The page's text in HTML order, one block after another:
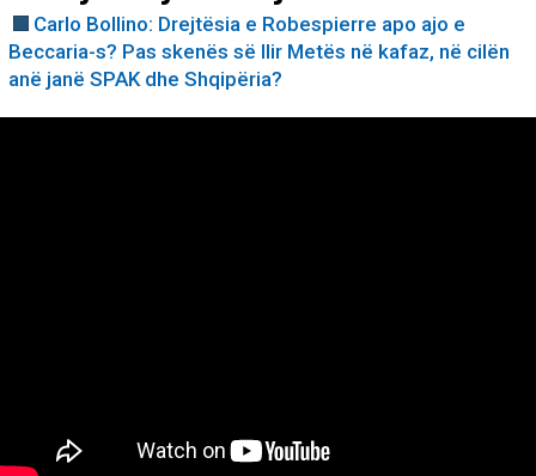
Carlo Bollino: Drejtësia e Robespierre apo ajo e
Beccaria-s? Pas skenës së Ilir Metës në kafaz, në cilën
anë janë SPAK dhe Shqipëria?